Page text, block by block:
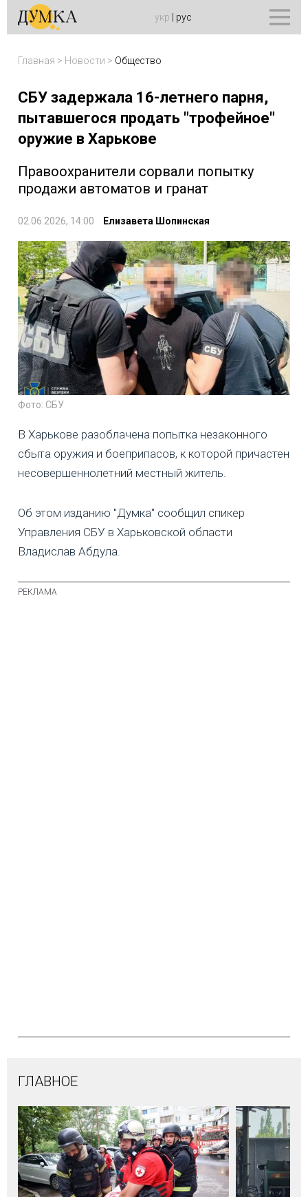
укр рус
Главная > Новости > Общество
СБУ задержала 16-летнего парня,
пытавшегося продать "трофейное"
оружие в Харькове
Правоохранители сорвали попытку
продажи автоматов и гранат
02.06.2026, 14:00 Елизавета Шопинская
Фото: СБУ
В Харькове разоблачена попытка незаконного
сбыта оружия и боеприпасов, к которой причастен
несовершеннолетний местный житель.
Об этом изданию "Думка" сообщил спикер
Управления СБУ в Харьковской области
Владислав Абдула.
ГЛАВНОЕ